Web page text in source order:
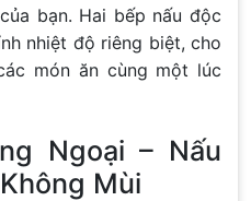
bạn. Hai bếp nấu độc
nhiệt độ riêng biệt, cho
món ăn cùng một lúc
Ngoại – Nấu
Mùi